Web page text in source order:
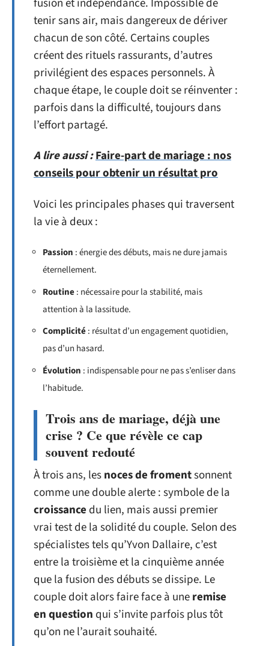
tenir sans air, mais dangereux de dériver
chacun de son côté. Certains couples
créent des rituels rassurants, d’autres
privilégient des espaces personnels. À
chaque étape, le couple doit se réinventer :
parfois dans la difficulté, toujours dans
l’effort partagé.
A lire aussi :Faire-part de mariage : nos
conseils pour obtenir un résultat pro
Voici les principales phases qui traversent
la vie à deux :
Passion : énergie des débuts, mais ne dure jamais
éternellement.
Routine: nécessaire pour la stabilité, mais
attention à la lassitude.
Complicité: résultat d’un engagement quotidien,
pas d’un hasard.
Évolution : indispensable pour ne pas s’enliser dans
l’habitude.
Trois ans de mariage, déjà une
crise ? Ce que révèle ce cap
souvent redouté
À trois ans, lesnoces de fromentsonnent
comme une double alerte : symbole de la
croissance du lien, mais aussi premier
vrai test de la solidité du couple. Selon des
spécialistes tels qu’Yvon Dallaire, c’est
entre la troisième et la cinquième année
que la fusion des débuts se dissipe. Le
couple doit alors faire face à uneremise
en question qui s’invite parfois plus tôt
qu’on ne l’aurait souhaité.